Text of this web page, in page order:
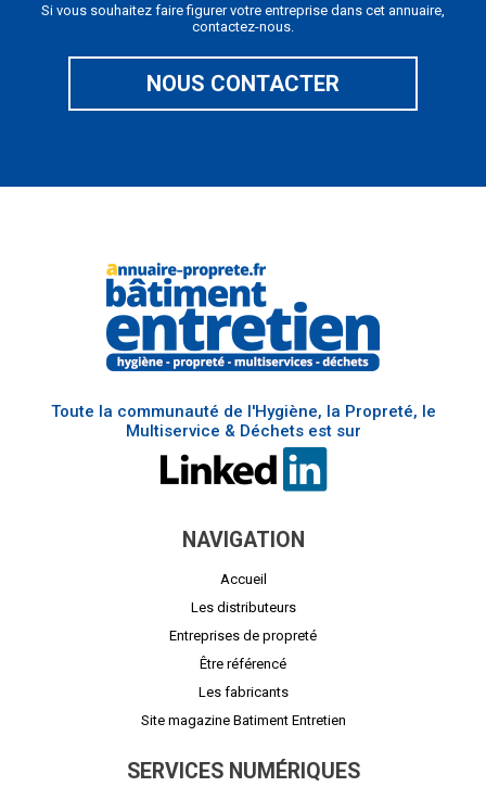
Si vous souhaitez faire figurer votre entreprise dans cet annuaire,
contactez-nous.
NOUS CONTACTER
Toute la communauté de l'Hygiène, la Propreté, le
Multiservice & Déchets est sur
NAVIGATION
Accueil
Les distributeurs
Entreprises de propreté
Être référencé
Les fabricants
Site magazine Batiment Entretien
SERVICES NUMÉRIQUES